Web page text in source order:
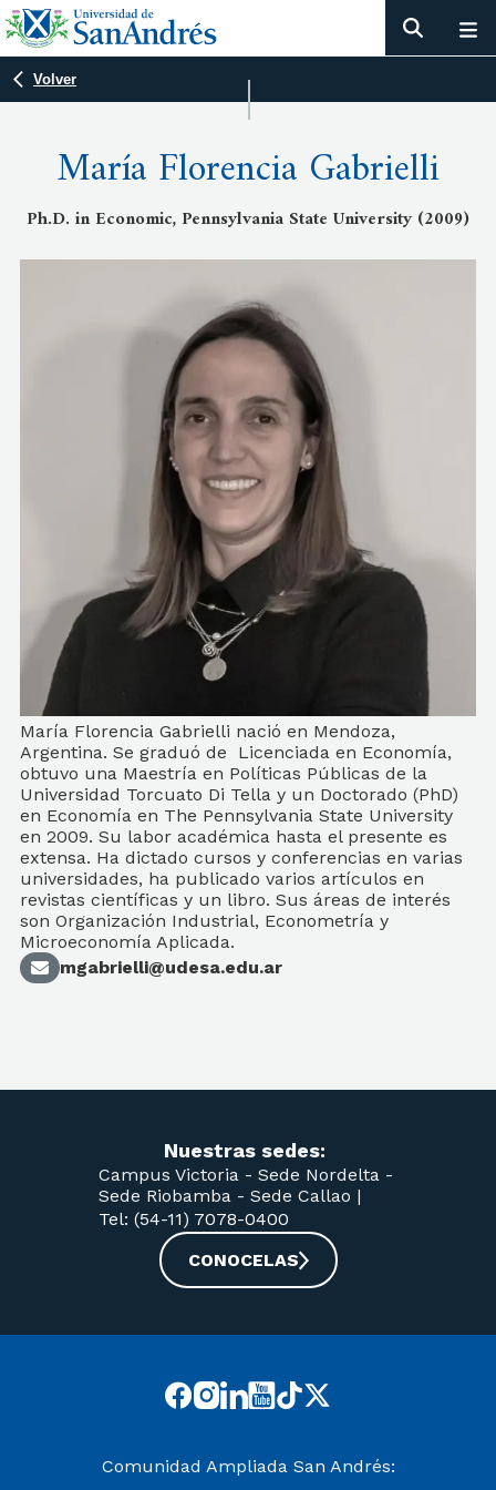
Volver
María Florencia Gabrielli
Ph.D. in Economic, Pennsylvania State University (2009)
María Florencia Gabrielli nació en Mendoza,
Argentina. Se graduó de Licenciada en Economía,
obtuvo una Maestría en Políticas Públicas de la
Universidad Torcuato Di Tella y un Doctorado (PhD)
en Economía en The Pennsylvania State University
en 2009. Su labor académica hasta el presente es
extensa. Ha dictado cursos y conferencias en varias
universidades, ha publicado varios artículos en
revistas científicas y un libro. Sus áreas de interés
son Organización Industrial, Econometría y
Microeconomía Aplicada.
mgabrielli@udesa.edu.ar
Nuestras sedes:
Campus Victoria - Sede Nordelta -
Sede Riobamba - Sede Callao |
Tel: (54-11) 7078-0400
CONOCELAS
Comunidad Ampliada San Andrés: